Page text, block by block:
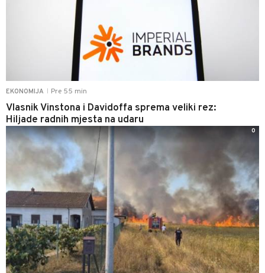
EKONOMIJA Pre 55 min
Vlasnik Vinstona i Davidoffa sprema veliki rez:
Hiljade radnih mjesta na udaru
0